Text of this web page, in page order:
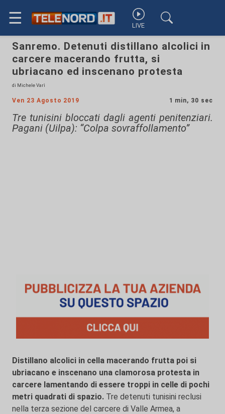
☰ LIVE
Sanremo. Detenuti distillano alcolici in
carcere macerando frutta, si
ubriacano ed inscenano protesta
di Michele Varì
Ven 23 Agosto 2019 1 min, 30 sec
Tre tunisini bloccati dagli agenti penitenziari.
Pagani (Uilpa): “Colpa sovraffollamento”
Distillano alcolici in cella macerando frutta poi si
ubriacano e inscenano una clamorosa protesta in
carcere lamentando di essere troppi in celle di pochi
metri quadrati di spazio. Tre detenuti tunisini reclusi
nella terza sezione del carcere di Valle Armea, a